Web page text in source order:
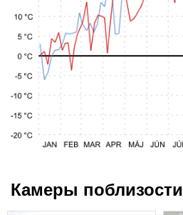
Камеры поблизости